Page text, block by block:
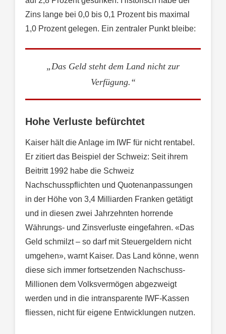
Zins lange bei 0,0 bis 0,1 Prozent bis maximal
1,0 Prozent gelegen. Ein zentraler Punkt bleibe:
„Das Geld steht dem Land nicht zur
Verfügung.“
Hohe Verluste befürchtet
Kaiser hält die Anlage im IWF für nicht rentabel.
Er zitiert das Beispiel der Schweiz: Seit ihrem
Beitritt 1992 habe die Schweiz
Nachschusspflichten und Quotenanpassungen
in der Höhe von 3,4 Milliarden Franken getätigt
und in diesen zwei Jahrzehnten horrende
Währungs- und Zinsverluste eingefahren. «Das
Geld schmilzt – so darf mit Steuergeldern nicht
umgehen», warnt Kaiser. Das Land könne, wenn
diese sich immer fortsetzenden Nachschuss-
Millionen dem Volksvermögen abgezweigt
werden und in die intransparente IWF-Kassen
fliessen, nicht für eigene Entwicklungen nutzen.